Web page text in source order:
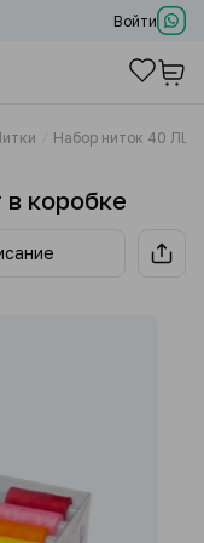
Войти
Набор ниток 40 ЛШ
коробке